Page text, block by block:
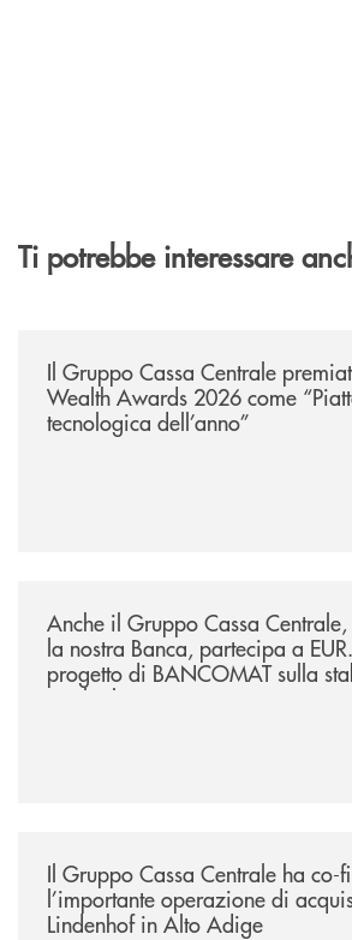
Ti potrebbe interessare
Il Gruppo Cassa Centrale
Wealth Awards 2026 come
tecnologica dell’anno”
Anche il Gruppo Cassa
la nostra Banca, partecipa a
progetto di BANCOMAT sulla
e sul relativo ecosistema
Il Gruppo Cassa Centrale ha co-
l’importante operazione di
Lindenhof in Alto Adige